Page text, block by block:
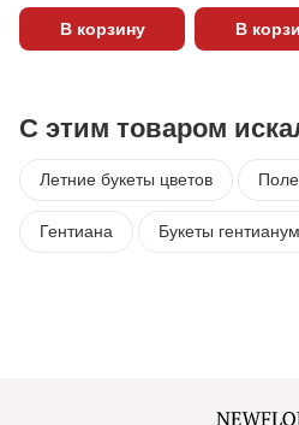
В корзину В
С этим товаром
Летние букеты цветов
Гентиана Букеты